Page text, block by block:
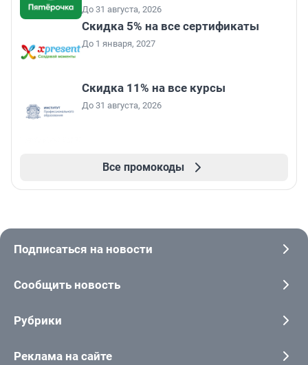
До 31 августа, 2026
Скидка 5% на все сертификаты
До 1 января, 2027
Скидка 11% на все курсы
До 31 августа, 2026
Все промокоды
Подписаться на новости
Сообщить новость
Рубрики
Реклама на сайте